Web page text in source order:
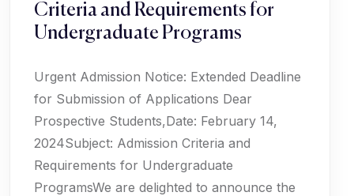
Criteria and Requirements for
Undergraduate Programs
Urgent Admission Notice: Extended Deadline
for Submission of Applications Dear
Prospective Students,Date: February 14,
2024Subject: Admission Criteria and
Requirements for Undergraduate
ProgramsWe are delighted to announce the